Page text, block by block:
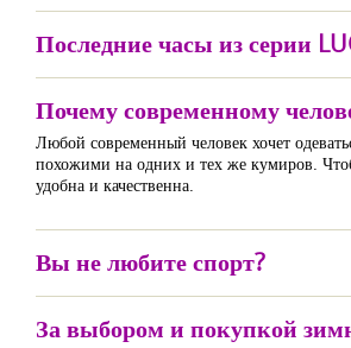
Последние часы из серии
Почему современному
Любой современный человек хочет
похожими на одних и тех же кумиров.
удобна и качественна.
Вы не любите спорт?
За выбором и покупкой